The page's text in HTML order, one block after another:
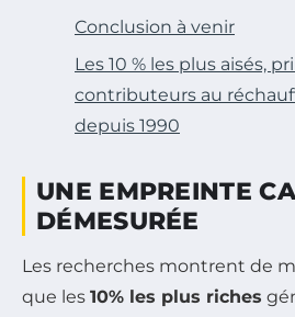
Conclusion à venir
Les 10 % les plus aisés,
contributeurs au
depuis 1990
UNE EMPREINTE
DÉMESURÉE
Les recherches montrent de
que les 10% les plus riches